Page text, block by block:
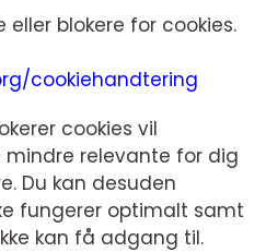
blokere for cookies.
cookiehandtering
cookies vil
mindre relevante for dig
Du kan desuden
fungerer optimalt samt
kan få adgang til.